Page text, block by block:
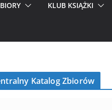
KLUB KSIĄŻKI
Katalog Zbiorów